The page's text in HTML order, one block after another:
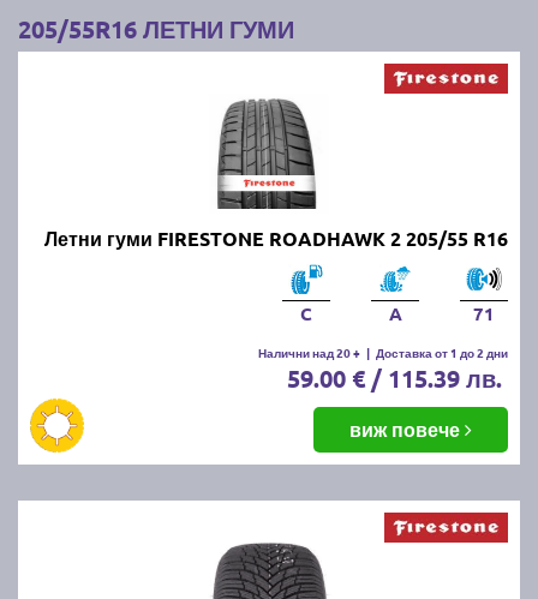
205/55R16 ЛЕТНИ ГУМИ
Летни гуми FIRESTONE ROADHAWK 2 205/55 R16
C A 71
Налични над 20 + | Доставка от 1 до 2 дни
59.00 € / 115.39 лв.
виж повече